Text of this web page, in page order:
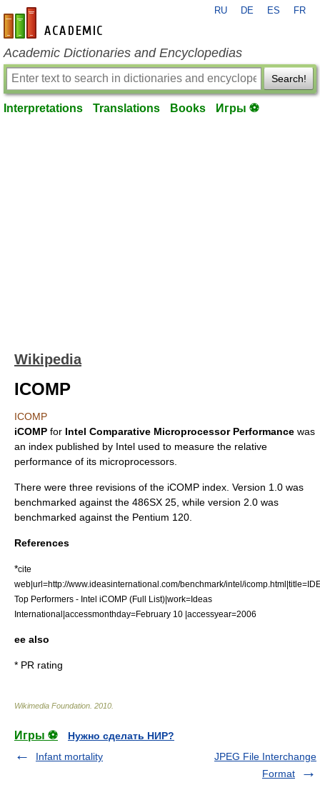
en-academic.com
RU DE ES FR
Academic Dictionaries and Encyclopedias
Search!
Interpretations Translations Books Игры ⚽
Wikipedia
ICOMP
ICOMP
iCOMP for Intel Comparative Microprocessor Performance was
an index published by Intel used to measure the relative
performance of its microprocessors.
There were three revisions of the iCOMP index. Version 1.0 was
benchmarked against the 486SX 25, while version 2.0 was
benchmarked against the Pentium 120.
References
*cite
web|url=http://www.ideasinternational.com/benchmark/intel/
Top Performers - Intel iCOMP (Full List)|work=Ideas
International|accessmonthday=February 10 |accessyear=2006
ee also
* PR rating
Wikimedia Foundation 2010
Игры ⚽
Нужно сделать НИР?
Infant mortality
JPEG File Interchange
Format